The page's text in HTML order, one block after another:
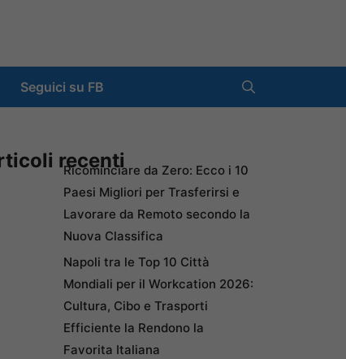
Seguici su FB
recenti
Ricominciare da Zero: Ecco i 10
Paesi Migliori per Trasferirsi e
Lavorare da Remoto secondo la
Nuova Classifica
Napoli tra le Top 10 Città
Mondiali per il Workcation 2026:
Cultura, Cibo e Trasporti
Efficiente la Rendono la
Favorita Italiana